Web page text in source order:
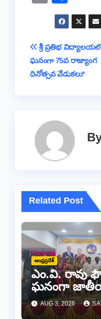
c
e
b
o
o
er s
A
p
in h
ar
e
Post
navigation
శ్రీ ప్రతిభ
ఘనంగా 75వ రాజ్యాంగ
దినోత్సవ వేడుకలు*
Related Post
ఆంధ్రప్రదేశ్
ఎం.వి. రావు
ఘనంగా
సమరయోధుల
ప్రధానోత్సవం
AUG 3, 2026